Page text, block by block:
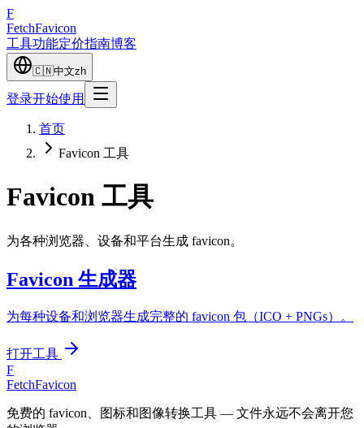
F
FetchFavicon
工具功能定价指南博客
🇨🇳中文zh
登录开始使用
首页
Favicon 工具
Favicon 工具
为各种浏览器、设备和平台生成 favicon。
Favicon 生成器
为每种设备和浏览器生成完整的 favicon 包（ICO + PNGs）。
打开工具
F
FetchFavicon
免费的 favicon、图标和图像转换工具 — 文件永远不会离开您